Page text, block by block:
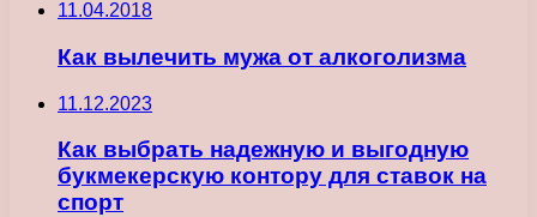
11.04.2018
Как вылечить мужа от алкоголизма
11.12.2023
Как выбрать надежную и выгодную
букмекерскую контору для ставок на
спорт